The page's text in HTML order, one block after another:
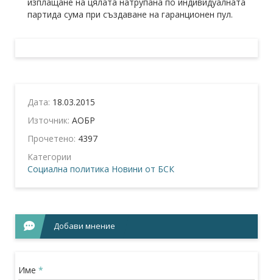
партида сума при създаване на гаранционен пул.
Дата: 18.03.2015
Източник: АОБР
Прочетено: 4397
Категории
Социална политика Новини от БСК
Добави мнение
Име *